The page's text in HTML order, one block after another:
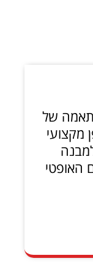
של
מקצועי
האופטי